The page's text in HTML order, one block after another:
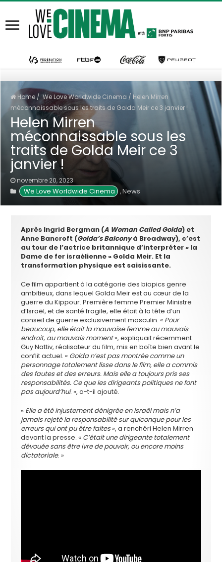
Home / We Love Worldwide Cinema / Helen Mirren
méconnaissable sous les traits de Golda Meir ce 3 janvier !
Helen Mirren
méconnaissable sous les
traits de Golda Meir ce 3
janvier !
novembre 20, 2023
We Love Worldwide Cinema ,News
Après Ingrid Bergman (A Woman Called Golda) et
Anne Bancroft (Golda’s Balconyà Broadway), c’est
au tour de l’actrice britannique d’interpréter « la
Dame de fer israélienne » Golda Meir. Et la
transformation physique est saisissante.
Ce film appartient à la catégorie des biopics genre
ambitieux, dans lequel Golda Meir est au cœur de la
guerre du Kippour. Première femme Premier Ministre
d’Israël, et de santé fragile, elle était à la tête d’un
conseil de guerre exclusivement masculin. « Pour
beaucoup, elle était la mauvaise femme au mauvais
endroit, au mauvais moment», expliquait récemment
Guy Nattiv, réalisateur du film, mis en boîte bien avant le
conflit actuel. « Golda n’est pas montrée comme un
personnage totalement lisse dans le film, elle a commis
des fautes et des erreurs. Mais elle a toujours pris ses
responsabilités. Ce que les dirigeants politiques ne font
pas aujourd’hui. », a-t-il ajouté.
« Elle a été injustement dénigrée en Israëlmais n’a
jamais rejeté la responsabilité sur quiconquepour les
erreurs qui ont pu être faites», a renchéri Helen Mirren
devant la presse. « C’était une dirigeante totalement
dévouée sans être ivre de pouvoir, ou encore moins
dictatoriale. »